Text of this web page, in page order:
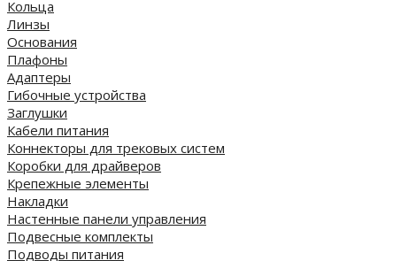
Кольца
Линзы
Основания
Плафоны
Адаптеры
Гибочные устройства
Заглушки
Кабели питания
Коннекторы для трековых систем
Коробки для драйверов
Крепежные элементы
Накладки
Настенные панели управления
Подвесные комплекты
Подводы питания